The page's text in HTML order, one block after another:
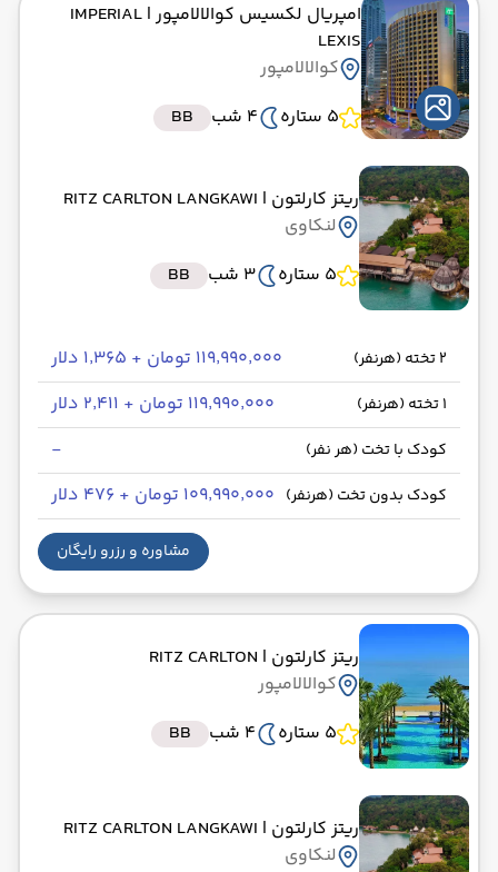
امپریال لکسیس کوالالامپور | IMPERIAL
LEXIS
کوالالامپور
5 ستاره
4 شب BB
ریتز کارلتون | RITZ CARLTON LANGKAWI
لنکاوی
5 ستاره
3 شب BB
2 تخته (هرنفر) ۱۱۹٬۹۹۰٬۰۰۰ تومان + ۱٬۳۶۵ دلار
1 تخته (هرنفر) ۱۱۹٬۹۹۰٬۰۰۰ تومان + ۲٬۴۱۱ دلار
کودک با تخت (هر نفر) -
کودک بدون تخت (هرنفر) ۱۰۹٬۹۹۰٬۰۰۰ تومان + ۴۷۶ دلار
مشاوره و رزرو رایگان
ریتز کارلتون | RITZ CARLTON
کوالالامپور
5 ستاره
4 شب BB
ریتز کارلتون | RITZ CARLTON LANGKAWI
لنکاوی